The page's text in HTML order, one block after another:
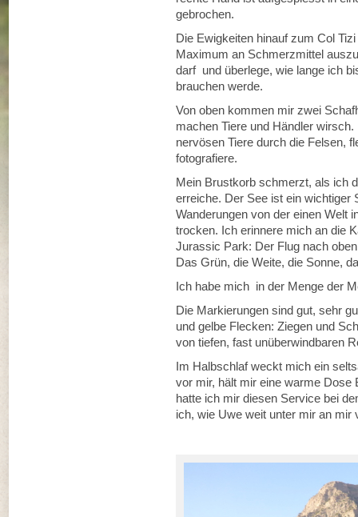
gebrochen.
Die Ewigkeiten hinauf zum Col
Maximum an Schmerzmittel
darf und überlege, wie lange ich
brauchen werde.
Von oben kommen mir zwei
machen Tiere und Händler
nervösen Tiere durch die Felsen,
fotografiere.
Mein Brustkorb schmerzt, als ich
erreiche. Der See ist ein wichtiger
Wanderungen von der einen Welt
trocken. Ich erinnere mich an die
Jurassic Park: Der Flug nach
Das Grün, die Weite, die Sonne,
Ich habe mich in der Menge der
Die Markierungen sind gut, sehr
und gelbe Flecken: Ziegen und
von tiefen, fast unüberwindbaren
Im Halbschlaf weckt mich ein
vor mir, hält mir eine warme
hatte ich mir diesen Service bei
ich, wie Uwe weit unter mir an mir